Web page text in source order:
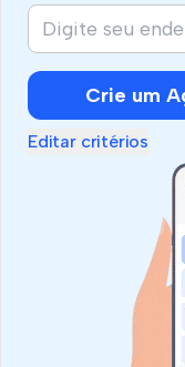
Crie um
Editar critérios